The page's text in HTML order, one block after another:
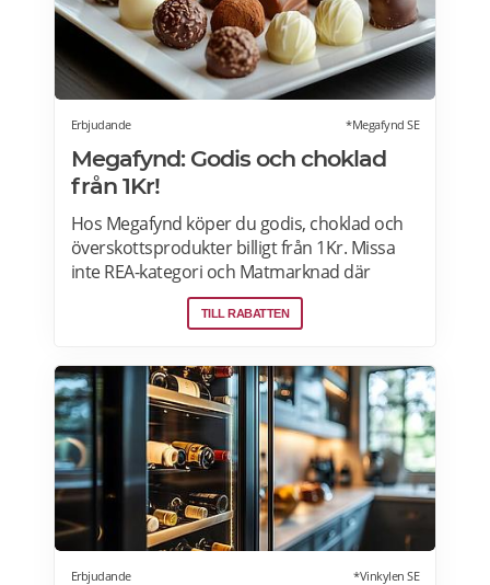
Erbjudande *Megafynd SE
Megafynd: Godis och choklad
från 1Kr!
Hos Megafynd köper du godis, choklad och
överskottsprodukter billigt från 1Kr. Missa
inte REA-kategori och Matmarknad där
Megafynd har hundratals aktuella
erbjudanden varje dag. Läs mer om
TILL RABATTEN
Erbjudande *Vinkylen SE